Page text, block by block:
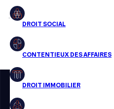
Droit social
Droit immobilier
Restructuring
jour
Aucun résultats pour cette recherche